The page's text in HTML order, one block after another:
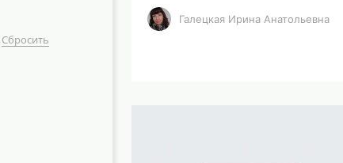
Сбросить
Галецкая Ирина Анатольевна